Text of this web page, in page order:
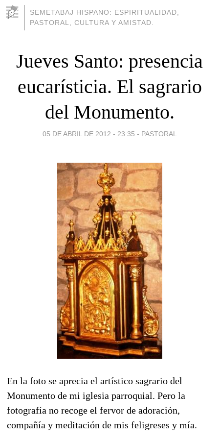
SEMETABAJ HISPANO: ESPIRITUALIDAD,
PASTORAL, CULTURA Y AMISTAD.
Jueves Santo: presencia
eucarísticia. El sagrario
del Monumento.
05 DE ABRIL DE 2012 - 23:35 - PASTORAL
En la foto se aprecia el artístico sagrario del
Monumento de mi iglesia parroquial. Pero la
fotografía no recoge el fervor de adoración,
compañía y meditación de mis feligreses y mía.